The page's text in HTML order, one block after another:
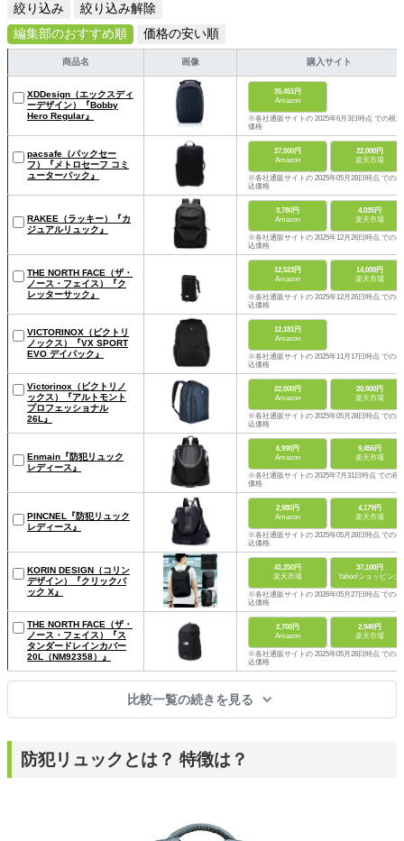
絞り込み
絞り込み解除
編集部のおすすめ順
価格の安い順
商品名 画像 購入サイト
XDDesign（エックスディ
ーデザイン）『Bobby
Hero Regular』
35,451円
Amazon
※各社通販サイトの 2025年6月3日時点 での税込
価格
pacsafe（パックセー
フ）『メトロセーフ コミ
ューターパック』
27,500円
Amazon
22,000円
楽天市場
※各社通販サイトの 2025年05月28日時点 での税
込価格
RAKEE（ラッキー）『カ
ジュアルリュック』
3,780円
Amazon
4,035円
楽天市場
※各社通販サイトの 2025年12月26日時点 での税
込価格
THE NORTH FACE（ザ・
ノース・フェイス）『ク
レッターサック』
12,523円
Amazon
14,000円
楽天市場
※各社通販サイトの 2025年12月26日時点 での税
込価格
VICTORINOX（ビクトリ
ノックス）『VX SPORT
EVO デイパック』
12,181円
Amazon
※各社通販サイトの 2025年11月17日時点 での税
込価格
Victorinox（ビクトリノ
ックス）『アルトモント
プロフェッショナル
26L』
22,000円
Amazon
20,900円
楽天市場
※各社通販サイトの 2025年05月28日時点 での税
込価格
Enmain『防犯リュック
レディース』
6,990円
Amazon
9,456円
楽天市場
※各社通販サイトの 2025年7月31日時点 での税
価格
PINCNEL『防犯リュック
レディース』
2,980円
Amazon
4,179円
楽天市場
※各社通販サイトの 2025年05月28日時点 での税
込価格
KORIN DESIGN（コリン
デザイン）『クリックパ
ック X』
41,250円
楽天市場
37,100円
Yahoo!ショッピング
※各社通販サイトの 2026年05月27日時点 での税
込価格
THE NORTH FACE（ザ・
ノース・フェイス）『ス
タンダードレインカバー
20L（NM92358）』
2,700円
Amazon
2,940円
楽天市場
※各社通販サイトの 2025年05月28日時点 での税
込価格
比較一覧の続きを見る
防犯リュックとは？ 特徴は？